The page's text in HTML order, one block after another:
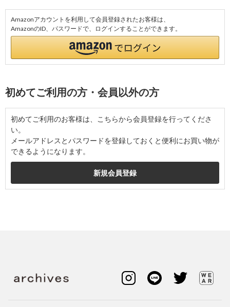
Amazonアカウントを利用して会員登録されたお客様は、
AmazonのID、パスワードで、ログインすることができます。
初めてご利用の方・会員以外の方
初めてご利用のお客様は、こちらから会員登録を行ってくださ
い。
メールアドレスとパスワードを登録しておくと便利にお買い物が
できるようになります。